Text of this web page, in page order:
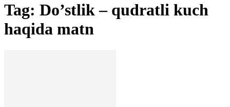
Tag: Do’stlik – qudratli kuch
haqida matn